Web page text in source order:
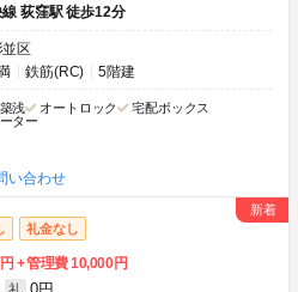
荻窪駅 徒歩12分
区
鉄筋(RC) 5階建
浅 オートロック
宅配ボックス
ター
い合わせ
礼金なし
管理費10,000円